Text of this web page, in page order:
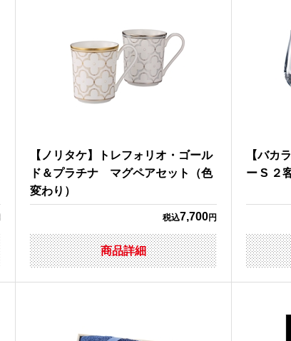
【ノリタケ】トレフォリオ・ゴール
ド＆プラチナ マグペアセット（色
変わり）
税込7,700円
商品詳細
【バカ
ー S ２